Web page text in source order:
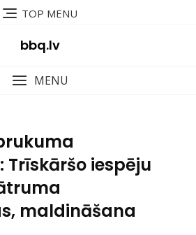
TOP MENU
bbq.lv
MENU
Trīskāršo iespēju
maldināšana